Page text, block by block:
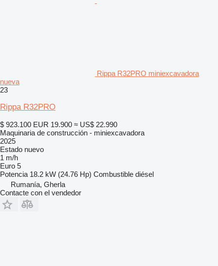
Rippa R32PRO miniexcavadora
nueva
23
Rippa R32PRO
$ 923.100 EUR 19.900 ≈ US$ 22.990
Maquinaria de construcción - miniexcavadora
2025
Estado nuevo
1 m/h
Euro 5
Potencia 18.2 kW (24.76 Hp) Combustible diésel
Rumanía, Gherla
Contacte con el vendedor